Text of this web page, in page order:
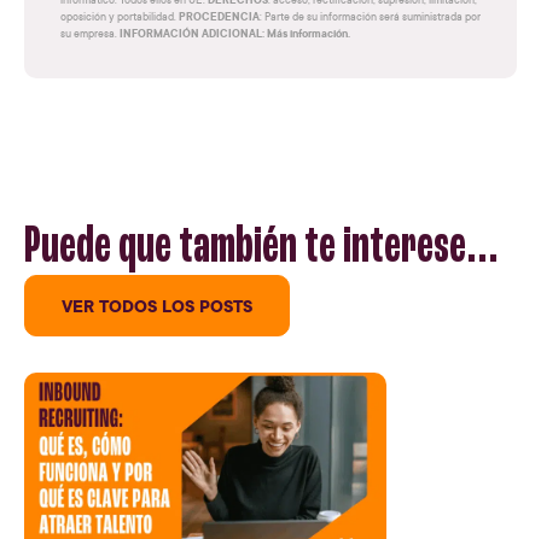
oposición y portabilidad. PROCEDENCIA: Parte de su información será suministrada por
su empresa. INFORMACIÓN ADICIONAL: Más información.
Puede que también te interese...
VER TODOS LOS POSTS